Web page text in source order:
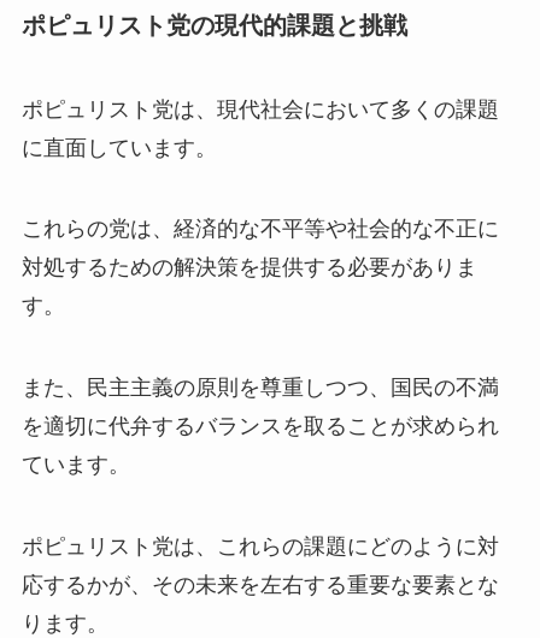
ポピュリスト党の現代的課題と挑戦
ポピュリスト党は、現代社会において多くの課題
に直面しています。
これらの党は、経済的な不平等や社会的な不正に
対処するための解決策を提供する必要がありま
す。
また、民主主義の原則を尊重しつつ、国民の不満
を適切に代弁するバランスを取ることが求められ
ています。
ポピュリスト党は、これらの課題にどのように対
応するかが、その未来を左右する重要な要素とな
ります。